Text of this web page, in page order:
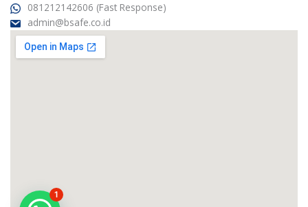
081212142606 (Fast Response)
admin@bsafe.co.id
1